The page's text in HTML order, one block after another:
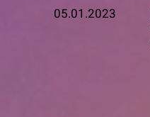
05.01.2023